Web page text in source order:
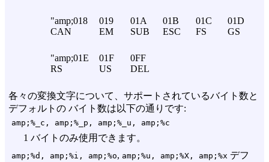
"amp;018
CAN
019
EM
01A
SUB
01B
ESC
01C
FS
01D
GS
"amp;01E
RS
01F
US
0FF
DEL
各々の変換文字について、サポートされているバイト数と
デフォルトの バイト数は以下の通りです:
amp;%_c, amp;%_p, amp;%_u, amp;%c
1 バイトのみ使用できます。
amp;%d, amp;%i, amp;%o, amp;%u, amp;%X, amp;%x デフ